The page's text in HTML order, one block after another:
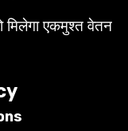
मिलेगा एकमुश्त वेतन